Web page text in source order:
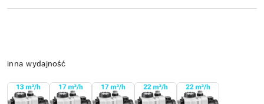
Wariant
inna wydajność